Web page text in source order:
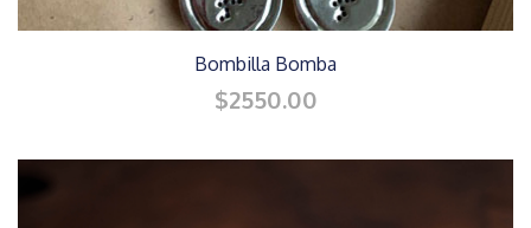
Bombilla Bomba
$2550.00